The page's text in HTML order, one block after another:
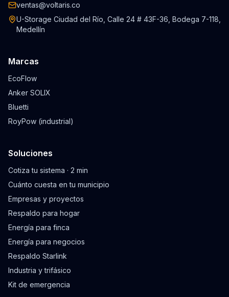
ventas@voltaris.co
U-Storage Ciudad del Río, Calle 24 # 43F-36, Bodega 7-118,
Medellín
Marcas
EcoFlow
Anker SOLIX
Bluetti
RoyPow (industrial)
Soluciones
Cotiza tu sistema · 2 min
Cuánto cuesta en tu municipio
Empresas y proyectos
Respaldo para hogar
Energía para finca
Energía para negocios
Respaldo Starlink
Industria y trifásico
Kit de emergencia